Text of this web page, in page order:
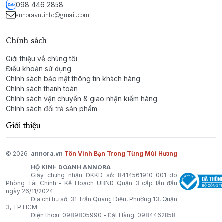
muốn tạo ấn tượng mạnh mẽ, mùi hương này chắc
chắn sẽ làm nổi bật phong cách và sự tinh tế của bạn.
098 446 2858
annoravn.info@gmail.com
Chính sách
Giới thiệu về chúng tôi
Điều khoản sử dụng
Chính sách bảo mật thông tin khách hàng
Chính sách thanh toán
Chính sách vận chuyển & giao nhận kiểm hàng
Chính sách đổi trả sản phẩm
Giới thiệu
© 2026 annora.vn Tôn Vinh Bạn Trong Từng Mùi Hương
HỘ KINH DOANH ANNORA
Giấy chứng nhận ĐKKD số: 8414561910-001 do
Phòng Tài Chính - Kế Hoạch UBND Quận 3 cấp lần đầu
ngày 26/11/2024.
Địa chỉ trụ sở: 31 Trần Quang Diệu, Phường 13, Quận
3, TP HCM
Điện thoại: 0989805990 - Đặt Hàng: 0984462858